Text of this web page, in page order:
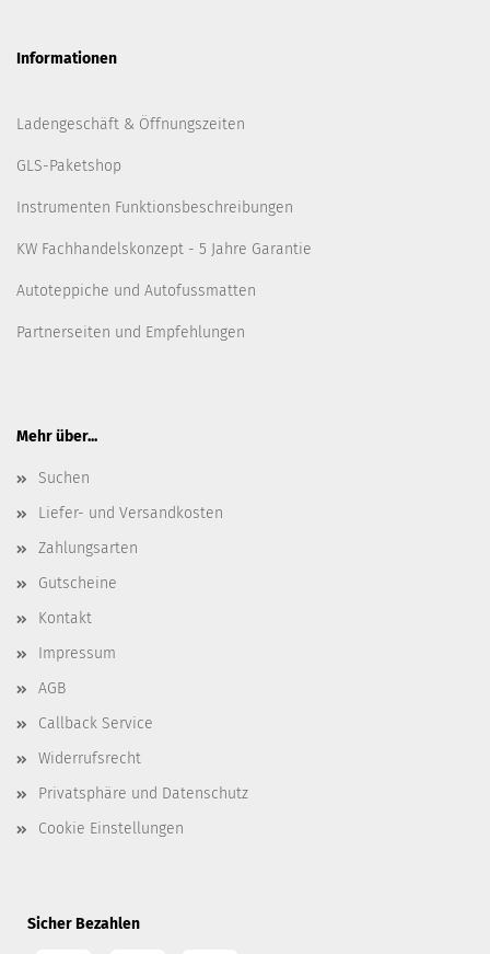
Informationen
Ladengeschäft & Öffnungszeiten
GLS-Paketshop
Instrumenten Funktionsbeschreibungen
KW Fachhandelskonzept - 5 Jahre Garantie
Autoteppiche und Autofussmatten
Partnerseiten und Empfehlungen
Mehr über...
Suchen
Liefer- und Versandkosten
Zahlungsarten
Gutscheine
Kontakt
Impressum
AGB
Callback Service
Widerrufsrecht
Privatsphäre und Datenschutz
Cookie Einstellungen
Sicher Bezahlen